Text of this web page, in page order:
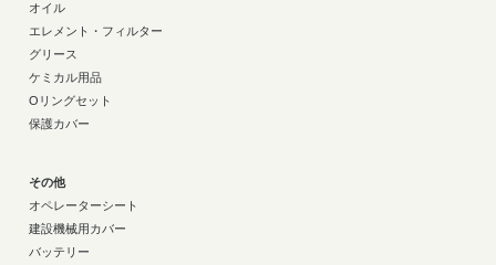
オイル
エレメント・フィルター
グリース
ケミカル用品
Oリングセット
保護カバー
その他
オペレーターシート
建設機械用カバー
バッテリー